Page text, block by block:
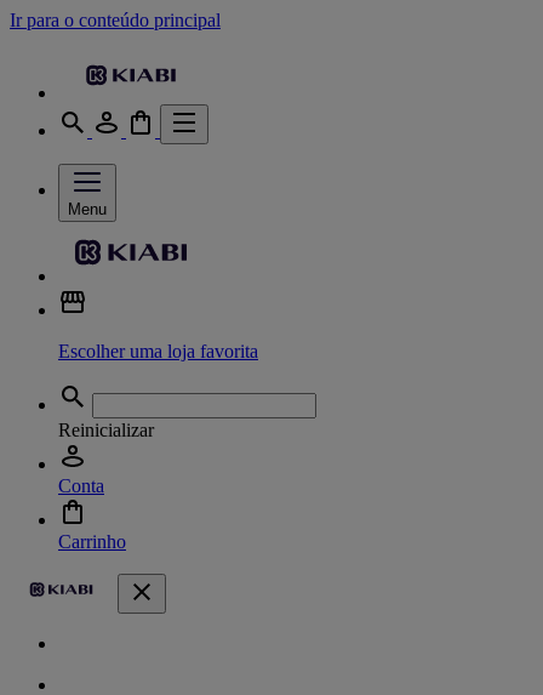
Ir para o conteúdo principal
Menu
Escolher uma loja favorita
Reinicializar
Conta
Carrinho